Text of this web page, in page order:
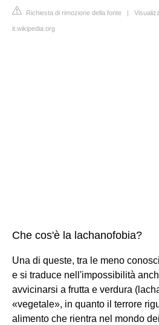
Richiesta di rimozione della fonte |
it.wikipedia.org
Che cos'è la lachanofobia?
Una di queste, tra le meno
e si traduce nell'impossibilità
avvicinarsi a frutta e verdura
«vegetale», in quanto il terrore
alimento che rientra nel mondo